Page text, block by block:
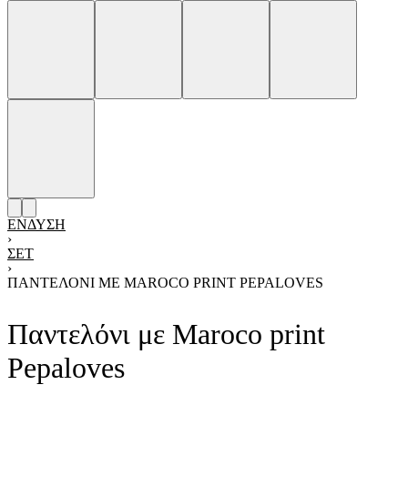
ΈΝΔΥΣΗ
›
ΣΕΤ
›
ΠΑΝΤΕΛΌΝΙ ΜΕ MAROCO PRINT PEPALOVES
Παντελόνι με Maroco print
Pepaloves